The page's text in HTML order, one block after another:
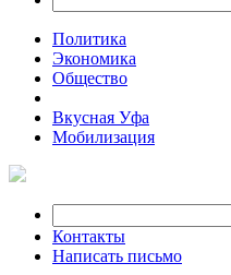
Политика
Экономика
Общество
Вкусная Уфа
Мобилизация
Контакты
Написать письмо